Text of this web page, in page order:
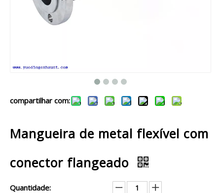
compartilhar com:
Mangueira de metal flexível com
conector flangeado
Quantidade: